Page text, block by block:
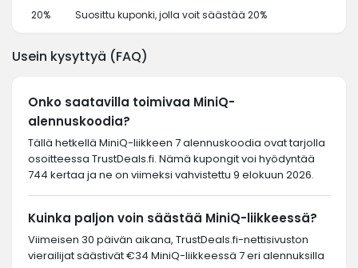
20% Suosittu kuponki, jolla voit säästää 20%
Usein kysyttyä (FAQ)
Onko saatavilla toimivaa MiniQ-
alennuskoodia?
Tällä hetkellä MiniQ-liikkeen 7 alennuskoodia ovat tarjolla
osoitteessa TrustDeals.fi. Nämä kupongit voi hyödyntää
744 kertaa ja ne on viimeksi vahvistettu 9 elokuun 2026.
Kuinka paljon voin säästää MiniQ-liikkeessä?
Viimeisen 30 päivän aikana, TrustDeals.fi-nettisivuston
vierailijat säästivät €34 MiniQ-liikkeessä 7 eri alennuksilla